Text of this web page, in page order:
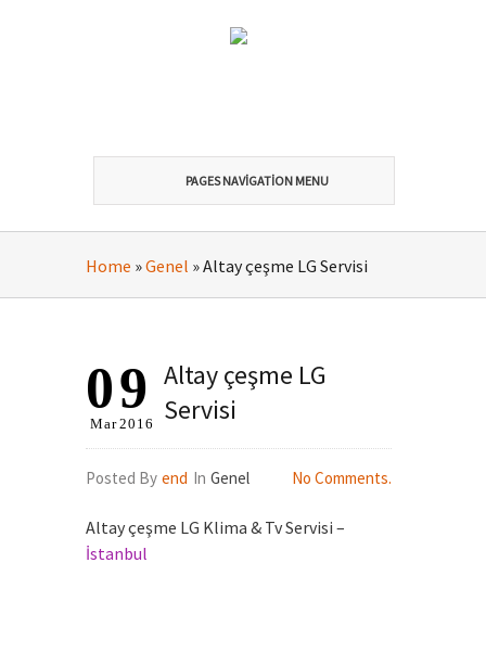
PAGES NAVIGATION MENU
Home »Genel »Altay çeşme LG Servisi
Altay çeşme LG
Servisi
09
Mar2016
Posted By end In Genel No Comments.
Altay çeşme LG Klima & Tv Servisi –
İstanbul